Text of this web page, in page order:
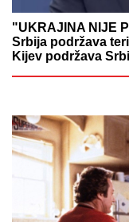
"UKRAJINA NIJE
Srbija podržava
Kijev podržava